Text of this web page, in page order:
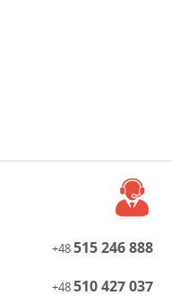
+48515 246 888
+48510 427 037